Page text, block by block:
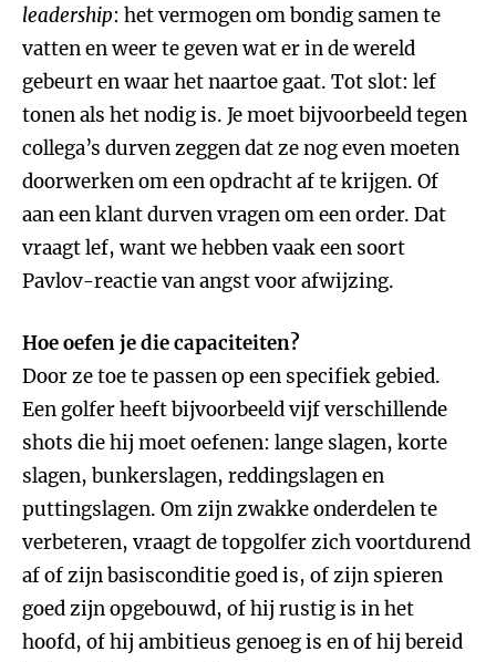
leadership: het vermogen om bondig samen te
vatten en weer te geven wat er in de wereld
gebeurt en waar het naartoe gaat. Tot slot: lef
tonen als het nodig is. Je moet bijvoorbeeld tegen
collega’s durven zeggen dat ze nog even moeten
doorwerken om een opdracht af te krijgen. Of
aan een klant durven vragen om een order. Dat
vraagt lef, want we hebben vaak een soort
Pavlov-reactie van angst voor afwijzing.
Hoe oefen je die capaciteiten?
Door ze toe te passen op een specifiek gebied.
Een golfer heeft bijvoorbeeld vijf verschillende
shots die hij moet oefenen: lange slagen, korte
slagen, bunkerslagen, reddingslagen en
puttingslagen. Om zijn zwakke onderdelen te
verbeteren, vraagt de topgolfer zich voortdurend
af of zijn basisconditie goed is, of zijn spieren
goed zijn opgebouwd, of hij rustig is in het
hoofd, of hij ambitieus genoeg is en of hij bereid